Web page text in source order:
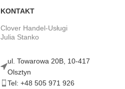
KONTAKT
Clover Handel-Usługi
Julia Stanko
ul. Towarowa 20B, 10-417
Olsztyn
Tel: +48 505 971 926